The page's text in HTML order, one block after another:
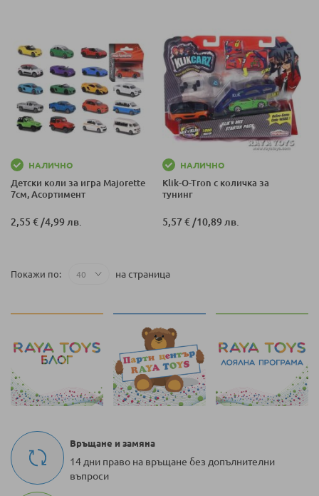
НАЛИЧНО
Детски коли за игра Majorette
7см, Асортимент
2,55 €/4,99 лв.
НАЛИЧНО
Klik-O-Tron с количка за
тунинг
5,57 €/10,89 лв.
Покажи по на страница
Връщане и замяна
14 дни право на връщане без допълнителни
въпроси